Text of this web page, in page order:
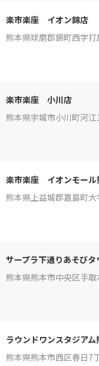
楽市楽座 イオン錦店
熊本県球磨郡錦町西字
楽市楽座 小川店
熊本県宇城市小川町河江
楽市楽座 イオンモール
熊本県上益城郡嘉島町
サープラ下通りあそびタ
熊本県熊本市中央区手
ラウンドワンスタジアム
熊本県熊本市西区春日7